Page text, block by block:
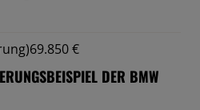
69.850 €
DER BMW